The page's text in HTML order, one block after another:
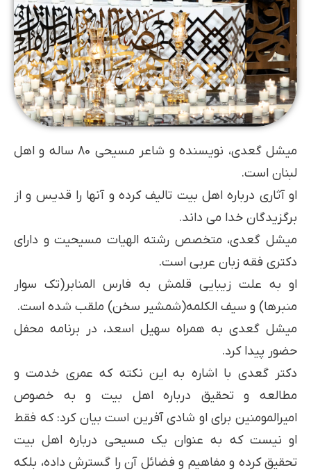
میشل گعدی، نویسنده و شاعر مسیحی 80 ساله و اهل
لبنان است.
او آثاری درباره اهل بیت تالیف کرده و آنها را قدیس و از
برگزیدگان خدا می داند.
میشل گعدی، متخصص رشته الهیات مسیحیت و دارای
دکتری فقه زبان عربی است.
او به علت زیبایی قلمش به فارس المنابر(تک سوار
منبرها) و سیف الکلمه(شمشیر سخن) ملقب شده است.
میشل گعدی به همراه سهیل اسعد، در برنامه محفل
حضور پیدا کرد.
دکتر گعدی با اشاره به این نکته که عمری خدمت و
مطالعه و تحقیق درباره اهل بیت و به خصوص
امیرالمومنین برای او شادی آفرین است بیان کرد: که فقط
او نیست که به عنوان یک مسیحی درباره اهل بیت
تحقیق کرده و مفاهیم و فضائل آن را گسترش داده، بلکه